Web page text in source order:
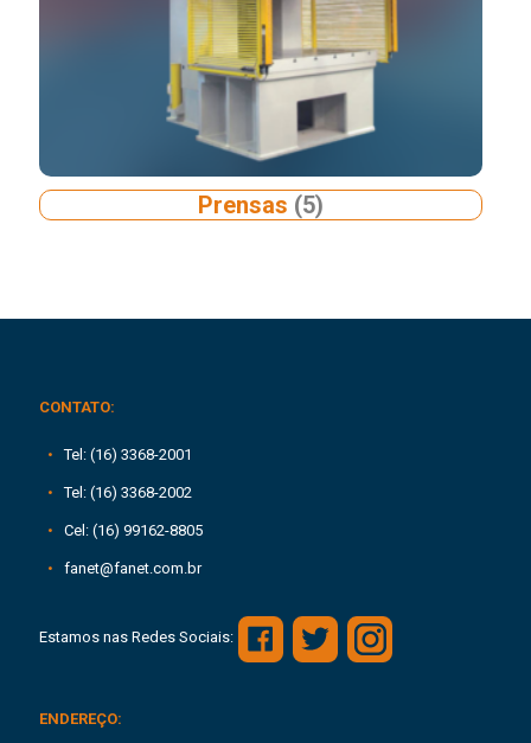
Prensas (5)
CONTATO:
Tel: (16) 3368-2001
Tel: (16) 3368-2002
Cel: (16) 99162-8805
fanet@fanet.com.br
Estamos nas Redes Sociais:
ENDEREÇO: